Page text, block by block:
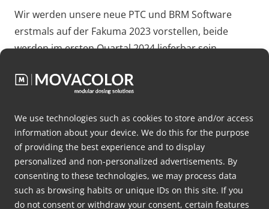
We use technologies such as cookies to store and/or access
information about your device. We do this for the purpose
of providing the best experience and to display
personalized and non-personalized advertisements. By
consenting to these technologies, we may process data
such as browsing habits or unique IDs on this site. If you
do not consent or withdraw your consent, certain features
Wir werden unsere neue PTC und BRM Software
erstmals auf der Fakuma 2023 vorstellen, beide
werden im ersten Quartal 2024 lieferbar sein.
Click to accept Marketing cookies and